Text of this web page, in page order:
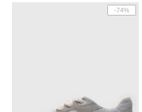
-74%